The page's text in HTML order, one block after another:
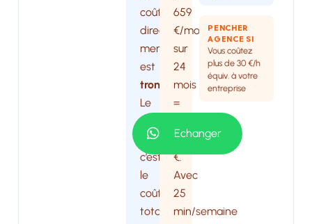
coût
direct
mensuel
est
trompeur.
Le
vrai
indicateur,
c’est
le
coût
total
659
€/mois
sur
24
mois
=
816
€.
Avec
25
min/semaine
PENCHER
AGENCE SI
Vous coûtez
plus de 30 €/h
équiv. à votre
entreprise
Echanger